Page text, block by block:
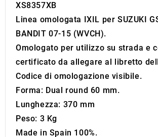
XS8357XB
Linea omologata IXIL per SUZUKI
BANDIT 07-15 (WVCH).
Omologato per utilizzo su strada e
certificato da allegare al libretto
Codice di omologazione visibile.
Forma: Dual round 60 mm.
Lunghezza: 370 mm
Peso: 3 Kg
Made in Spain 100%.